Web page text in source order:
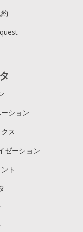
ション
ス
ゼーション
ト